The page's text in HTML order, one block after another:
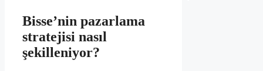
Bisse’nin pazarlama
stratejisi nasıl
şekilleniyor?